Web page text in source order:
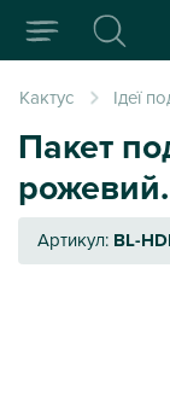
Кактус Ідеї
Пакет
Артикул: BL-